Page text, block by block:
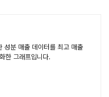
성분 매출 데이터를 최고 매출
한 그래프입니다.